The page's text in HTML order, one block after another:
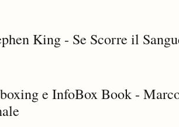
King - Se Scorre il
e InfoBox Book -